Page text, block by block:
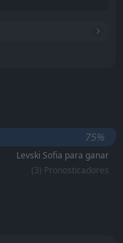
75%
Levski Sofia para ganar
(3) Pronosticadores